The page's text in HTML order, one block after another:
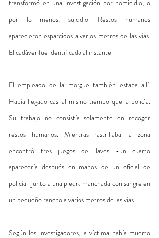
transformó en una investigación por homicidio, o
por lo menos, suicidio. Restos humanos
aparecieron esparcidos a varios metros de las vías.
El cadáver fue identificado al instante.
El empleado de la morgue también estaba allí.
Había llegado casi al mismo tiempo que la policía.
Su trabajo no consistía solamente en recoger
restos humanos. Mientras rastrillaba la zona
encontró tres juegos de llaves -un cuarto
aparecería después en manos de un oficial de
policía- junto a una piedra manchada con sangre en
un pequeño rancho a varios metros de las vías.
Según los investigadores, la víctima había muerto